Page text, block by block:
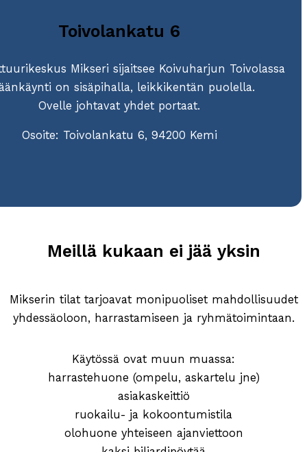
Toivolankatu 6
Mikseri sijaitsee Koivuharjun Toivolassa
on sisäpihalla, leikkikentän puolella.
Ovelle johtavat yhdet portaat.
Osoite: Toivolankatu 6, 94200 Kemi
Meillä kukaan ei jää yksin
Mikserin tilat tarjoavat monipuoliset mahdollisuudet
yhdessäoloon, harrastamiseen ja ryhmätoimintaan.
Käytössä ovat muun muassa:
harrastehuone (ompelu, askartelu jne)
asiakaskeittiö
ruokailu- ja kokoontumistila
olohuone yhteiseen ajanviettoon